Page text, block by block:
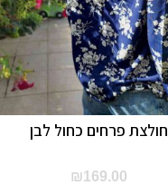
חולצת פרחים כחול לבן
₪169.00